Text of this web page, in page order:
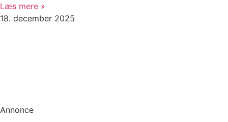
Læs mere »
18. december 2025
Annonce